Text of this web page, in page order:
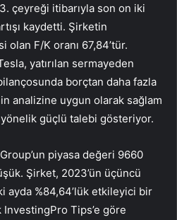
çeyreği itibarıyla son on iki
kaydetti. Şirketin
F/K oranı 67,84’tür.
yatırılan sermayeden
borçtan daha fazla
analizine uygun olarak sağlam
güçlü talebi gösteriyor.
Group’un piyasa değeri 9660
Şirket, 2023’ün üçüncü
ayda %84,64’lük etkileyici bir
InvestingPro Tips’e göre